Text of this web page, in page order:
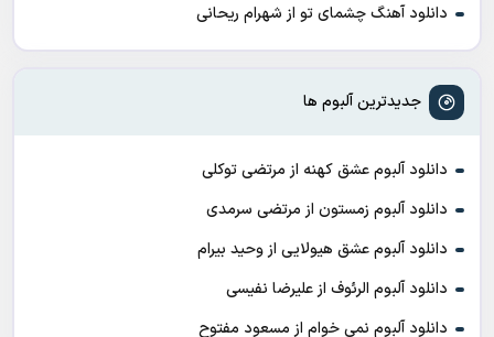
دانلود آهنگ چشمای تو از شهرام ریحانی
جدیدترین آلبوم ها
دانلود آلبوم عشق کهنه از مرتضی توکلی
دانلود آلبوم زمستون از مرتضی سرمدی
دانلود آلبوم عشق هیولایی از وحید بیرام
دانلود آلبوم الرئوف از علیرضا نفیسی
دانلود آلبوم نمی خوام از مسعود مفتوح